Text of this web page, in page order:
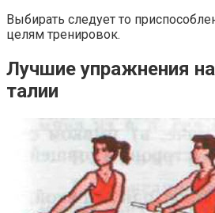
Выбирать следует то
целям тренировок.
Лучшие упражнения
талии